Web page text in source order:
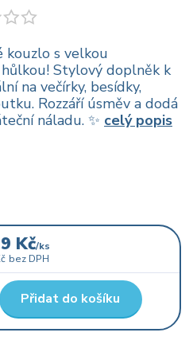
kouzlo s velkou
Stylový doplněk k
na večírky, besídky,
Rozzáří úsměv a dodá
náladu. ✨ celý popis
Kč/ks
bez DPH
Přidat do košíku